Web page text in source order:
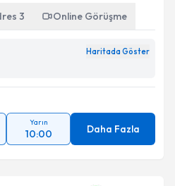
3 Online Görüşme
Haritada Göster
Yarın
10:00 Daha Fazla